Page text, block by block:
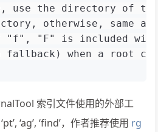
use the directory of
otherwise, same as
"f", "F" is included
fallback) when a root
索引文件使用的外部工
‘ag’, ‘find’，作者推荐使用 rg